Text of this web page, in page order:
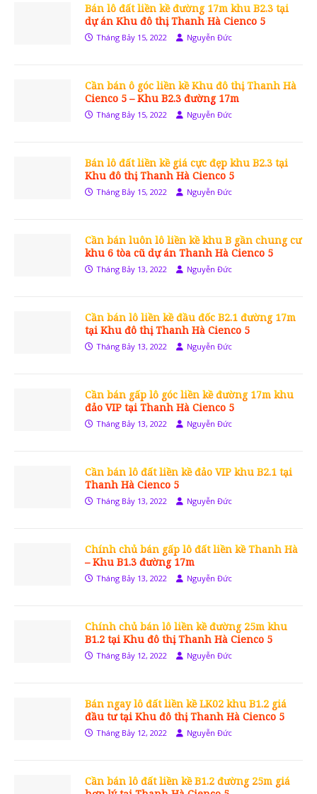
Bán lô đất liền kề đường 17m khu B2.3 tại
dự án Khu đô thị Thanh Hà Cienco 5
Tháng Bảy 15, 2022 Nguyễn Đức
Cần bán ô góc liền kề Khu đô thị Thanh Hà
Cienco 5 – Khu B2.3 đường 17m
Tháng Bảy 15, 2022 Nguyễn Đức
Bán lô đất liền kề giá cực đẹp khu B2.3 tại
Khu đô thị Thanh Hà Cienco 5
Tháng Bảy 15, 2022 Nguyễn Đức
Cần bán luôn lô liền kề khu B gần chung cư
khu 6 tòa cũ dự án Thanh Hà Cienco 5
Tháng Bảy 13, 2022 Nguyễn Đức
Cần bán lô liền kề đầu đốc B2.1 đường 17m
tại Khu đô thị Thanh Hà Cienco 5
Tháng Bảy 13, 2022 Nguyễn Đức
Cần bán gấp lô góc liền kề đường 17m khu
đảo VIP tại Thanh Hà Cienco 5
Tháng Bảy 13, 2022 Nguyễn Đức
Cần bán lô đất liền kề đảo VIP khu B2.1 tại
Thanh Hà Cienco 5
Tháng Bảy 13, 2022 Nguyễn Đức
Chính chủ bán gấp lô đất liền kề Thanh Hà
– Khu B1.3 đường 17m
Tháng Bảy 13, 2022 Nguyễn Đức
Chính chủ bán lô liền kề đường 25m khu
B1.2 tại Khu đô thị Thanh Hà Cienco 5
Tháng Bảy 12, 2022 Nguyễn Đức
Bán ngay lô đất liền kề LK02 khu B1.2 giá
đầu tư tại Khu đô thị Thanh Hà Cienco 5
Tháng Bảy 12, 2022 Nguyễn Đức
Cần bán lô đất liền kề B1.2 đường 25m giá